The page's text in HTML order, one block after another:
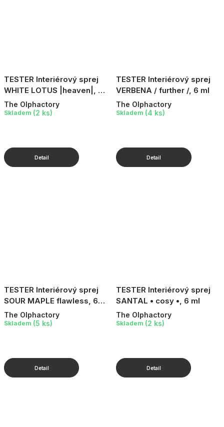
TESTER Interiérový sprej
WHITE LOTUS |heaven|, 6
ml
The Olphactory
Skladem (2 ks)
TESTER Interiérový sprej
VERBENA / further /, 6 ml
The Olphactory
Skladem (4 ks)
TESTER Interiérový sprej
SOUR MAPLE flawless, 6
ml
The Olphactory
Skladem (5 ks)
TESTER Interiérový sprej
SANTAL • cosy •, 6 ml
The Olphactory
Skladem (2 ks)